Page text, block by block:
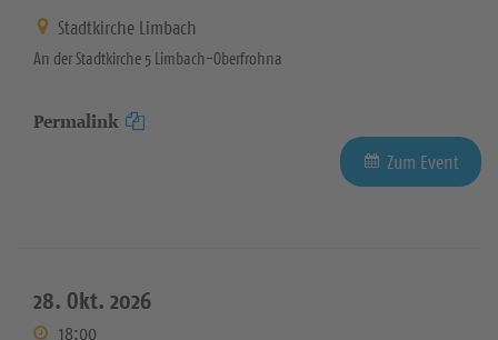
Stadtkirche Limbach
An der Stadtkirche 5 Limbach-Oberfrohna
Permalink
Zum Event
28. Okt. 2026
18:00